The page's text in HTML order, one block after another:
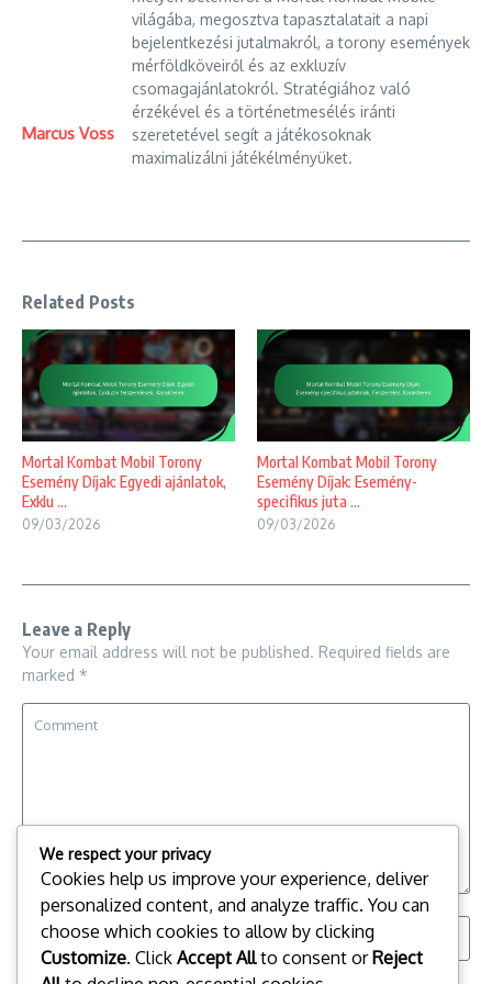
Marcus Voss
világába, megosztva tapasztalatait a napi
bejelentkezési jutalmakról, a torony események
mérföldköveiről és az exkluzív
csomagajánlatokról. Stratégiához való
érzékével és a történetmesélés iránti
szeretetével segít a játékosoknak
maximalizálni játékélményüket.
Related Posts
Mortal Kombat Mobil Torony
Esemény Díjak: Egyedi ajánlatok,
Exklu ...
09/03/2026
Mortal Kombat Mobil Torony
Esemény Díjak: Esemény-
specifikus juta ...
09/03/2026
Leave a Reply
Your email address will not be published. Required fields are
marked *
We respect your privacy
Cookies help us improve your experience, deliver
personalized content, and analyze traffic. You can
choose which cookies to allow by clicking
Customize. Click Accept Allto consent orReject